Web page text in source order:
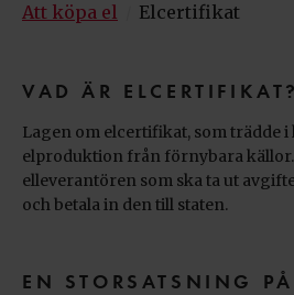
Att köpa el Elcertifikat
VAD ÄR ELCERTIFIKAT?
Lagen om elcertifikat, som trädde
elproduktion från förnybara
elleverantören som ska ta ut
och betala in den till staten.
EN STORSATSNING